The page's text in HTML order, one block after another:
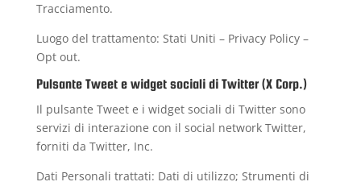
Tracciamento.
Luogo del trattamento: Stati Uniti – Privacy Policy–
Opt out.
Pulsante Tweet e widget sociali di Twitter (X Corp.)
Il pulsante Tweet e i widget sociali di Twitter sono
servizi di interazione con il social network Twitter,
forniti da Twitter, Inc.
Dati Personali trattati: Dati di utilizzo; Strumenti di